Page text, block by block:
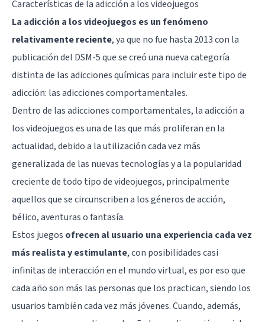
Características de la adicción a los videojuegos
La adicción a los videojuegos es un fenómeno
relativamente reciente, ya que no fue hasta 2013 con la
publicación del DSM-5 que se creó una nueva categoría
distinta de las adicciones químicas para incluir este tipo de
adicción: las adicciones comportamentales.
Dentro de las adicciones comportamentales, la adicción a
los videojuegos es una de las que más proliferan en la
actualidad, debido a la utilización cada vez más
generalizada de las nuevas tecnologías y a la popularidad
creciente de todo tipo de videojuegos, principalmente
aquellos que se circunscriben a los géneros de acción,
bélico, aventuras o fantasía.
Estos juegos ofrecen al usuario una experiencia cada vez
más realista y estimulante, con posibilidades casi
infinitas de interacción en el mundo virtual, es por eso que
cada año son más las personas que los practican, siendo los
usuarios también cada vez más jóvenes. Cuando, además,